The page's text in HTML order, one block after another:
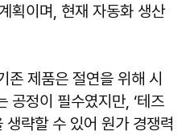
획이며, 현재 자동화 생산
존 제품은 절연을 위해 시
공정이 필수였지만, ‘테즈
략할 수 있어 원가 경쟁력